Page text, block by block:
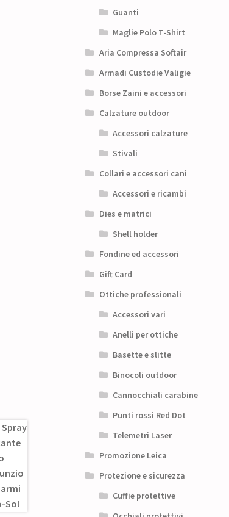
Guanti
Maglie Polo T-Shirt
Aria Compressa Softair
Armadi Custodie Valigie
Borse Zaini e accessori
Calzature outdoor
Accessori calzature
Stivali
Collari e accessori cani
Accessori e ricambi
Dies e matrici
Shell holder
Fondine ed accessori
Gift Card
Ottiche professionali
Accessori vari
Anelli per ottiche
Basette e slitte
Binocoli outdoor
Cannocchiali carabine
Punti rossi Red Dot
Telemetri Laser
Promozione Leica
Protezione e sicurezza
Cuffie protettive